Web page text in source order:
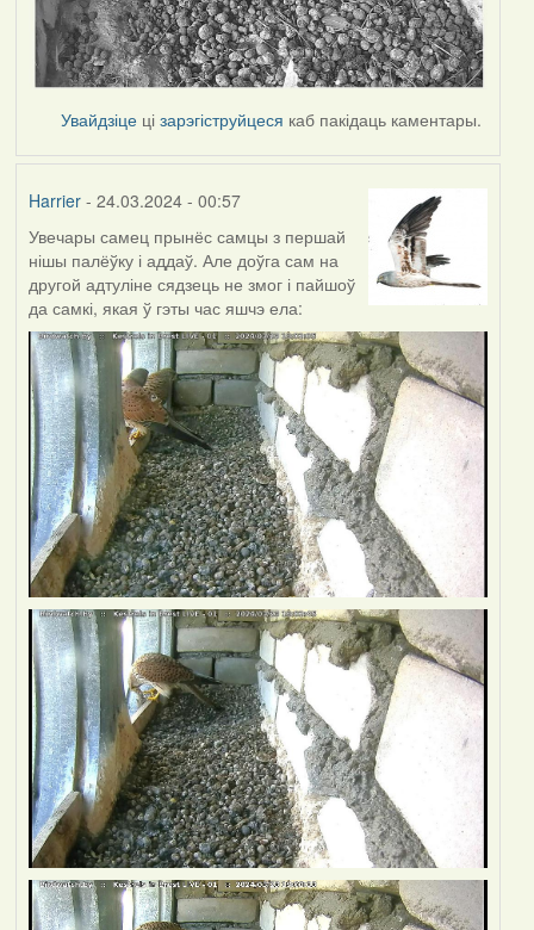
Увайдзіце цізарэгіструйцеся каб пакідаць каментары.
Harrier- 24.03.2024 - 00:57
Увечары самец прынёс самцы з першай
нішы палёўку і аддаў. Але доўга сам на
другой адтуліне сядзець не змог і пайшоў
да самкі, якая ў гэты час яшчэ ела: